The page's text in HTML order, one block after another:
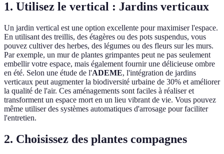
1. Utilisez le vertical : Jardins verticaux
Un jardin vertical est une option excellente pour maximiser l'espace.
En utilisant des treillis, des étagères ou des pots suspendus, vous
pouvez cultiver des herbes, des légumes ou des fleurs sur les murs.
Par exemple, un mur de plantes grimpantes peut ne pas seulement
embellir votre espace, mais également fournir une délicieuse ombre
en été. Selon une étude de l'ADEME, l'intégration de jardins
verticaux peut augmenter la biodiversité urbaine de 30% et améliorer
la qualité de l'air. Ces aménagements sont faciles à réaliser et
transforment un espace mort en un lieu vibrant de vie. Vous pouvez
même utiliser des systèmes automatiques d'arrosage pour faciliter
l'entretien.
2. Choisissez des plantes compagnes